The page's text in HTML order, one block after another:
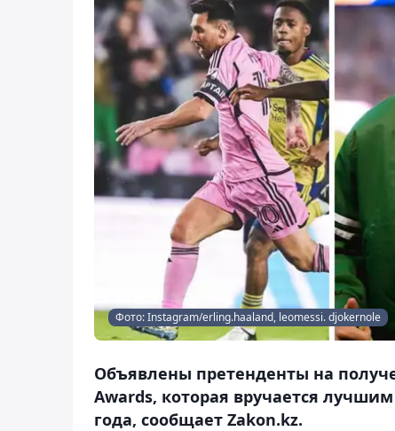
Фото: Instagram/erling.haaland, leomessi. djokernole
Объявлены претенденты на
Awards, которая вручается
года, сообщает Zakon.kz.